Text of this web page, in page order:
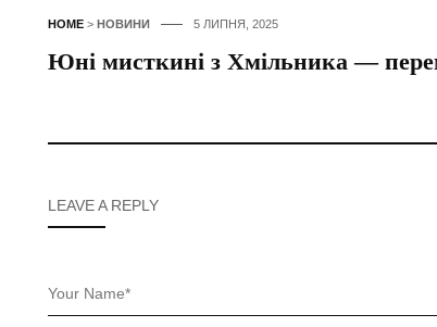
HOME> НОВИНИ 5 ЛИПНЯ, 2025
Юні мисткині з Хмільника —
LEAVE A REPLY